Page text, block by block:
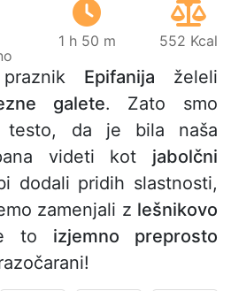
1 h 50 m 552 Kcal
Epifanija želeli
galete. Zato smo
testo, da je bila naša
videti kot jabolčni
dodali pridih slastnosti,
zamenjali z lešnikovo
to izjemno preprosto